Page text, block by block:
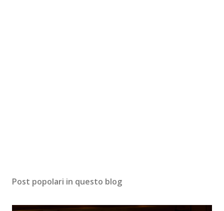
Post popolari in questo blog